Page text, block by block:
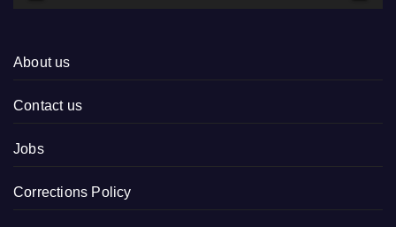
About us
Contact us
Jobs
Corrections Policy